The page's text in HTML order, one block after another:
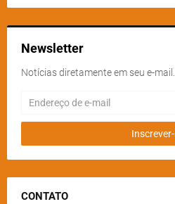
Newsletter
Notícias diretamente em seu e-mail.
CONTATO